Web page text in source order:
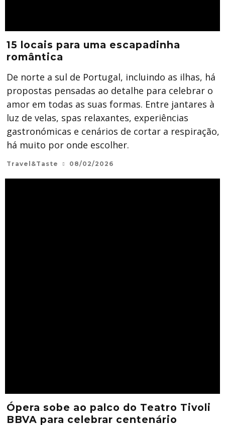
15 locais para uma escapadinha
romântica
De norte a sul de Portugal, incluindo as ilhas, há
propostas pensadas ao detalhe para celebrar o
amor em todas as suas formas. Entre jantares à
luz de velas, spas relaxantes, experiências
gastronómicas e cenários de cortar a respiração,
há muito por onde escolher.
Travel&Taste 08/02/2026
Ópera sobe ao palco do Teatro Tivoli
BBVA para celebrar centenário